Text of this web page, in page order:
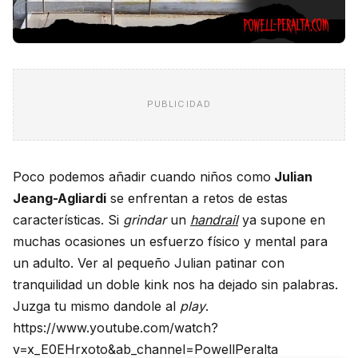
PUBLICIDAD
Poco podemos añadir cuando niños como Julian
Jeang-Agliardi se enfrentan a retos de estas
características. Si grindarun handrailya supone en
muchas ocasiones un esfuerzo físico y mental para
un adulto. Ver al pequeño Julian patinar con
tranquilidad un doble kink nos ha dejado sin palabras.
Juzga tu mismo dandole al play.
https://www.youtube.com/watch?
v=x_E0EHrxoto&ab_channel=PowellPeralta